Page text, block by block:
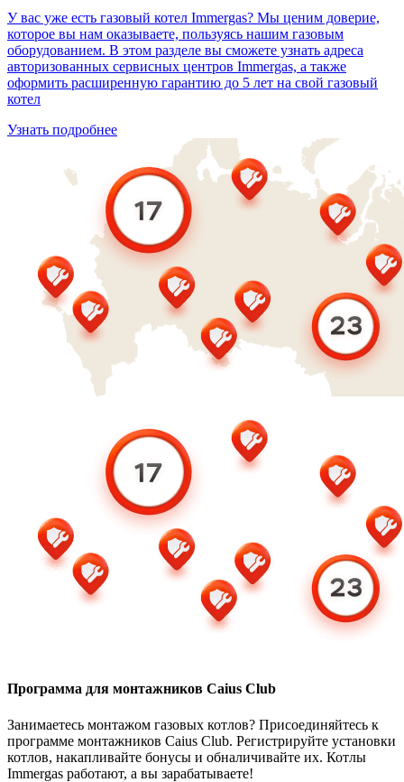
У вас уже есть газовый котел Immergas? Мы ценим доверие,
которое вы нам оказываете, пользуясь нашим газовым
оборудованием. В этом разделе вы сможете узнать адреса
авторизованных сервисных центров Immergas, а также
оформить расширенную гарантию до 5 лет на свой газовый
котел
Узнать подробнее
Программа для монтажников Caius Club
Занимаетесь монтажом газовых котлов? Присоединяйтесь к
программе монтажников Caius Club. Регистрируйте установки
котлов, накапливайте бонусы и обналичивайте их. Котлы
Immergas работают, а вы зарабатываете!